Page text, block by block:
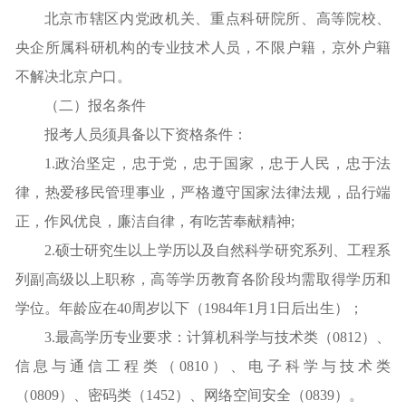
北京市辖区内党政机关、重点科研院所、高等院校、
央企所属科研机构的专业技术人员，不限户籍，京外户籍
不解决北京户口。
（二）报名条件
报考人员须具备以下资格条件：
1.政治坚定，忠于党，忠于国家，忠于人民，忠于法
律，热爱移民管理事业，严格遵守国家法律法规，品行端
正，作风优良，廉洁自律，有吃苦奉献精神;
2.硕士研究生以上学历以及自然科学研究系列、工程系
列副高级以上职称，高等学历教育各阶段均需取得学历和
学位。年龄应在40周岁以下（1984年1月1日后出生）；
3.最高学历专业要求：计算机科学与技术类（0812）、
信息与通信工程类（0810）、电子科学与技术类
（0809）、密码类（1452）、网络空间安全（0839）。